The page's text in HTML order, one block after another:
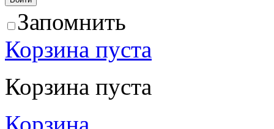
Запомнить
Корзина пуста
Корзина пуста